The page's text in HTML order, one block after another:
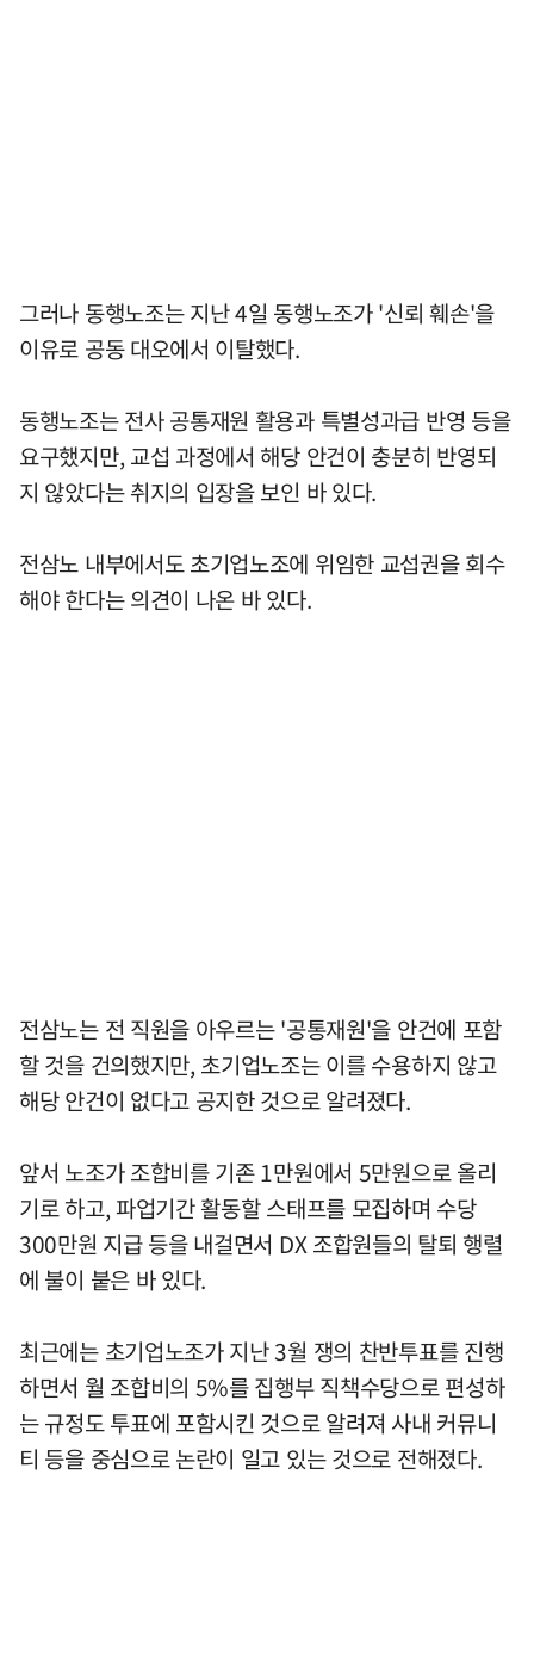
그러나 동행노조는 지난 4일 동행노조가 '신뢰 훼손'을
이유로 공동 대오에서 이탈했다.
동행노조는 전사 공통재원 활용과 특별성과급 반영 등을
요구했지만, 교섭 과정에서 해당 안건이 충분히 반영되
지 않았다는 취지의 입장을 보인 바 있다.
전삼노 내부에서도 초기업노조에 위임한 교섭권을 회수
해야 한다는 의견이 나온 바 있다.
전삼노는 전 직원을 아우르는 '공통재원'을 안건에 포함
할 것을 건의했지만, 초기업노조는 이를 수용하지 않고
해당 안건이 없다고 공지한 것으로 알려졌다.
앞서 노조가 조합비를 기존 1만원에서 5만원으로 올리
기로 하고, 파업기간 활동할 스태프를 모집하며 수당
300만원 지급 등을 내걸면서 DX 조합원들의 탈퇴 행렬
에 불이 붙은 바 있다.
최근에는 초기업노조가 지난 3월 쟁의 찬반투표를 진행
하면서 월 조합비의 5%를 집행부 직책수당으로 편성하
는 규정도 투표에 포함시킨 것으로 알려져 사내 커뮤니
티 등을 중심으로 논란이 일고 있는 것으로 전해졌다.